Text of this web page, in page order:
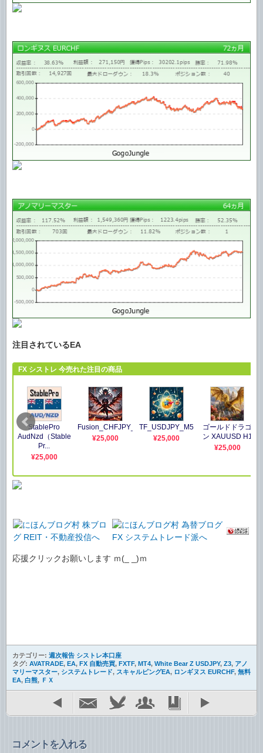
注目されているEA
応援クリックお願いします ｍ(_ _)ｍ
カテゴリー: 週次報告 シストレ本口座
タグ: AVATRADE, EA, FX 自動売買, FXTF, MT4, White Bear Z USDJPY, Z3, アノ
マリーマスター, システムトレード, スキャルピングEA, ロンギヌス EURCHF, 無料
EA, 白熊, ＦＸ
コメントを入れる